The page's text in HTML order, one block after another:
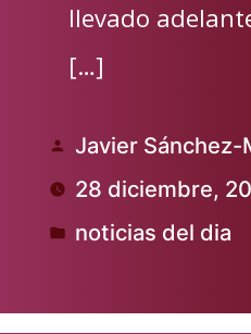
llevado
[…]
Publicado
por
Javier Sánchez-
28 diciembre,
Publicado
noticias del dia